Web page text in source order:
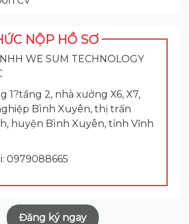
NỘP HỒ SƠ
WE SUM TECHNOLOGY
1?tầng 2, nhà xưởng X6, X7,
Bình Xuyên, thị trấn
huyện Bình Xuyên, tỉnh Vĩnh
0979088665
Đăng ký ngay